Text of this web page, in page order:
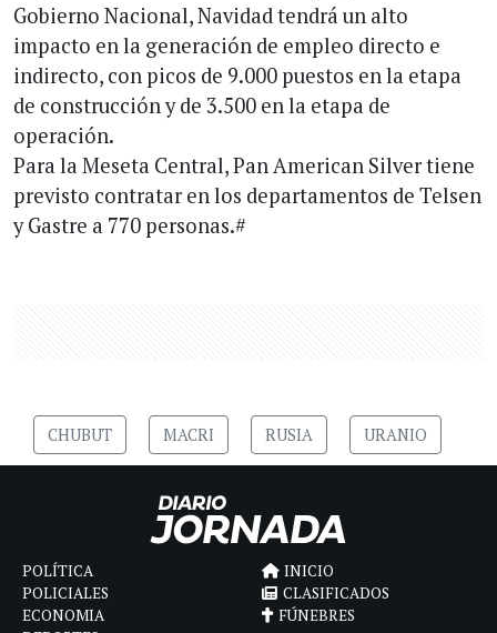
Gobierno Nacional, Navidad tendrá un alto
impacto en la generación de empleo directo e
indirecto, con picos de 9.000 puestos en la etapa
de construcción y de 3.500 en la etapa de
operación.
Para la Meseta Central, Pan American Silver tiene
previsto contratar en los departamentos de Telsen
y Gastre a 770 personas.#
CHUBUT MACRI RUSIA URANIO
POLÍTICA
POLICIALES
ECONOMIA
INICIO
CLASIFICADOS
FÚNEBRES